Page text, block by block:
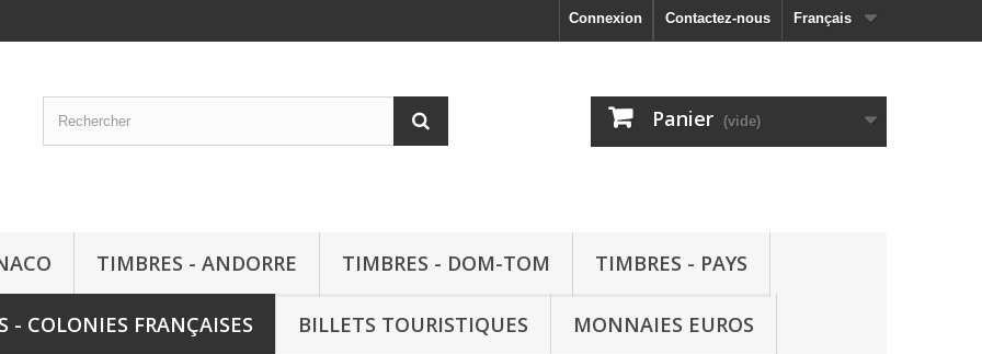
Français
Contactez-nous
Connexion
Panier (vide)
TIMBRES - ANDORRE TIMBRES - DOM-TOM TIMBRES - PAYS
- COLONIES FRANÇAISES BILLETS TOURISTIQUES MONNAIES EUROS